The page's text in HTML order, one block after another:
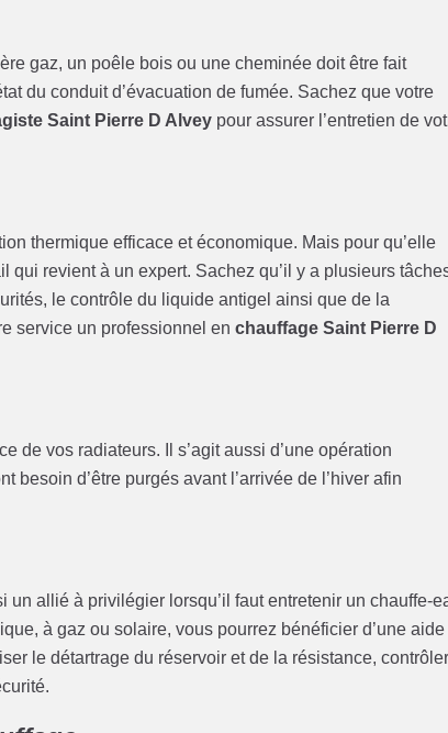
gaz, un poêle bois ou une cheminée doit être fait
du conduit d’évacuation de fumée. Sachez que votre
Saint Pierre D Alvey pour assurer l’entretien de
thermique efficace et économique. Mais pour qu’elle
qui revient à un expert. Sachez qu’il y a plusieurs
le contrôle du liquide antigel ainsi que de la
service un professionnel enchauffage Saint Pierre D
de vos radiateurs. Il s’agit aussi d’une opération
d’être purgés avant l’arrivée de l’hiver afin
un allié à privilégier lorsqu’il faut entretenir un chauffe-
à gaz ou solaire, vous pourrez bénéficier d’une aide
le détartrage du réservoir et de la résistance, contrôler